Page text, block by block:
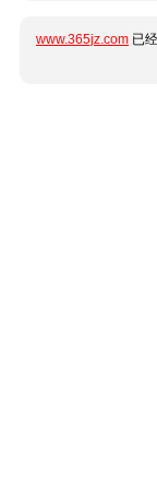
www.365jz.com 已